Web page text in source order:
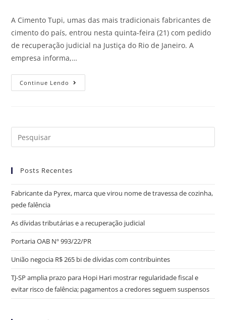
A Cimento Tupi, umas das mais tradicionais fabricantes de
cimento do país, entrou nesta quinta-feira (21) com pedido
de recuperação judicial na Justiça do Rio de Janeiro. A
empresa informa,…
Continue Lendo
Posts Recentes
Fabricante da Pyrex, marca que virou nome de travessa de cozinha,
pede falência
As dívidas tributárias e a recuperação judicial
Portaria OAB Nº 993/22/PR
União negocia R$ 265 bi de dívidas com contribuintes
TJ-SP amplia prazo para Hopi Hari mostrar regularidade fiscal e
evitar risco de falência; pagamentos a credores seguem suspensos